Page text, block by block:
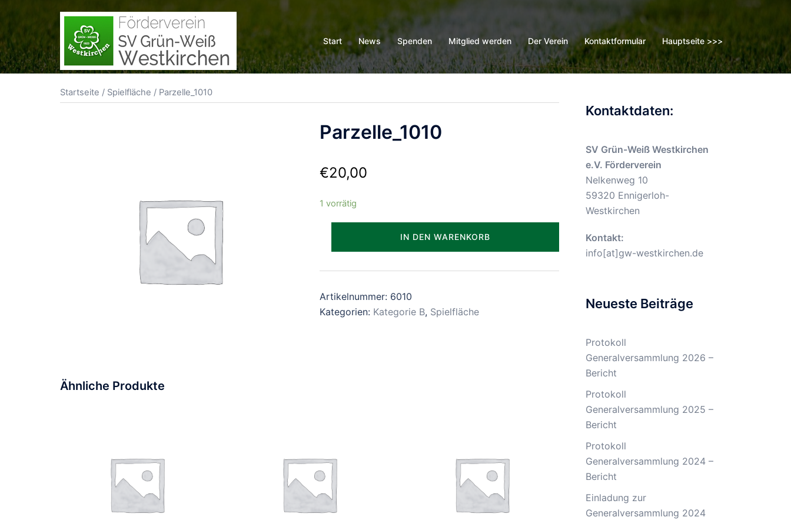
springen
Start News Spenden Mitglied werden Der Verein Kontaktformular Hauptseite >>>
Startseite / Spielfläche / Parzelle_1010
Parzelle_1010
€20,00
1 vorrätig
IN DEN WARENKORB
Artikelnummer: 6010
Kategorien: Kategorie B, Spielfläche
Ähnliche Produkte
Kontaktdaten:
SV Grün-Weiß Westkirchen
e.V. Förderverein
Nelkenweg 10
59320 Ennigerloh-
Westkirchen
Kontakt:
info[at]gw-westkirchen.de
Neueste Beiträge
Protokoll
Generalversammlung 2026 –
Bericht
Protokoll
Generalversammlung 2025 –
Bericht
Protokoll
Generalversammlung 2024 –
Bericht
Einladung zur
Generalversammlung 2024